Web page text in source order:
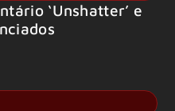
‘Unshatter’ e